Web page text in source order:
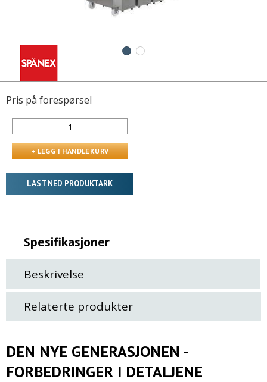
Pris på forespørsel
LAST NED PRODUKTARK
Spesifikasjoner
Beskrivelse
Relaterte produkter
DEN NYE GENERASJONEN -
FORBEDRINGER I DETALJENE